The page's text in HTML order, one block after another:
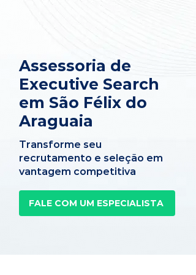
Assessoria de
Executive Search
em São Félix do
Araguaia
Transforme seu
recrutamento e seleção em
vantagem competitiva
FALE COM UM ESPECIALISTA